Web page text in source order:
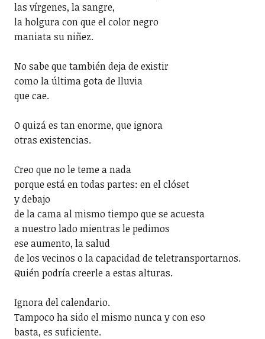
las vírgenes, la sangre,
la holgura con que el color negro
maniata su niñez.
No sabe que también deja de existir
como la última gota de lluvia
que cae.
O quizá es tan enorme, que ignora
otras existencias.
Creo que no le teme a nada
porque está en todas partes: en el clóset
y debajo
de la cama al mismo tiempo que se acuesta
a nuestro lado mientras le pedimos
ese aumento, la salud
de los vecinos o la capacidad de teletransportarnos.
Quién podría creerle a estas alturas.
Ignora del calendario.
Tampoco ha sido el mismo nunca y con eso
basta, es suficiente.